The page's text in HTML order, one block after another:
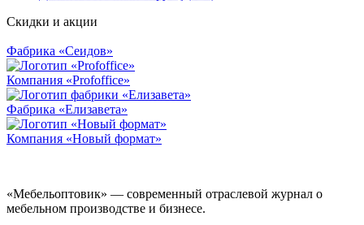
Скидки и акции
Фабрика «Сеидов»
Компания «Profoffice»
Фабрика «Елизавета»
Компания «Новый формат»
«Мебельоптовик» — современный отраслевой журнал о
мебельном производстве и бизнесе.